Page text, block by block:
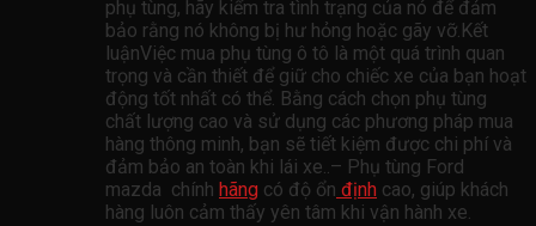
phụ tùng, hãy kiểm tra tình trạng của nó để đảm
bảo rằng nó không bị hư hỏng hoặc gãy vỡ.Kết
luậnViệc mua phụ tùng ô tô là một quá trình quan
trọng và cần thiết để giữ cho chiếc xe của bạn hoạt
động tốt nhất có thể. Bằng cách chọn phụ tùng
chất lượng cao và sử dụng các phương pháp mua
hàng thông minh, bạn sẽ tiết kiệm được chi phí và
đảm bảo an toàn khi lái xe..– Phụ tùng Ford
mazda chính hãng có độ ổn định cao, giúp khách
hàng luôn cảm thấy yên tâm khi vận hành xe.